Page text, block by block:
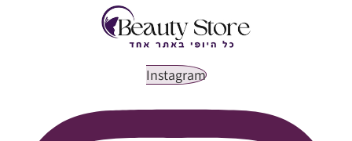
Instagram